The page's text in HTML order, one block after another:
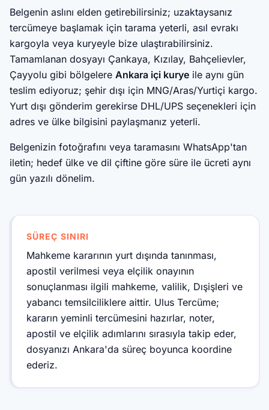
Belgenin aslını elden getirebilirsiniz; uzaktaysanız
tercümeye başlamak için tarama yeterli, asıl evrakı
kargoyla veya kuryeyle bize ulaştırabilirsiniz.
Tamamlanan dosyayı Çankaya, Kızılay, Bahçelievler,
Çayyolu gibi bölgelere Ankara içi kurye ile aynı gün
teslim ediyoruz; şehir dışı için MNG/Aras/Yurtiçi kargo.
Yurt dışı gönderim gerekirse DHL/UPS seçenekleri için
adres ve ülke bilgisini paylaşmanız yeterli.
Belgenizin fotoğrafını veya taramasını WhatsApp'tan
iletin; hedef ülke ve dil çiftine göre süre ile ücreti aynı
gün yazılı dönelim.
SÜREÇ SINIRI
Mahkeme kararının yurt dışında tanınması,
apostil verilmesi veya elçilik onayının
sonuçlanması ilgili mahkeme, valilik, Dışişleri ve
yabancı temsilciliklere aittir. Ulus Tercüme;
kararın yeminli tercümesini hazırlar, noter,
apostil ve elçilik adımlarını sırasıyla takip eder,
dosyanızı Ankara'da süreç boyunca koordine
ederiz.